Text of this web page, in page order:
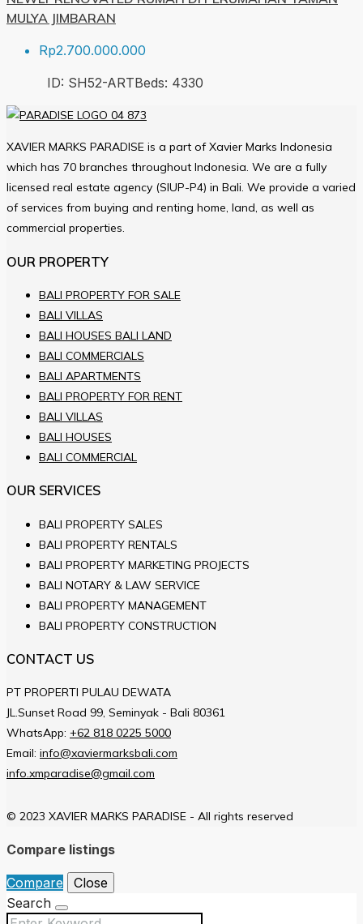
MULYA JIMBARAN
Rp2.700.000.000
ID: SH52-ARTBeds: 4330
XAVIER MARKS PARADISE is a part of Xavier Marks Indonesia
which has 70 branches throughout Indonesia. We are a fully
licensed real estate agency (SIUP-P4) in Bali. We provide a varied
of services from buying and renting home, land, as well as
commercial properties.
OUR PROPERTY
BALI PROPERTY FOR SALE
BALI VILLAS
BALI HOUSES BALI LAND
BALI COMMERCIALS
BALI APARTMENTS
BALI PROPERTY FOR RENT
BALI VILLAS
BALI HOUSES
BALI COMMERCIAL
OUR SERVICES
BALI PROPERTY SALES
BALI PROPERTY RENTALS
BALI PROPERTY MARKETING PROJECTS
BALI NOTARY & LAW SERVICE
BALI PROPERTY MANAGEMENT
BALI PROPERTY CONSTRUCTION
CONTACT US
PT PROPERTI PULAU DEWATA
JL.Sunset Road 99, Seminyak - Bali 80361
WhatsApp: +62 818 0225 5000
Email: info@xaviermarksbali.com
info.xmparadise@gmail.com
© 2023 XAVIER MARKS PARADISE - All rights reserved
Compare listings
Compare
Close
Search